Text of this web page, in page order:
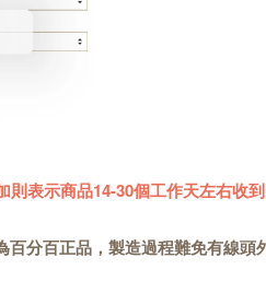
則表示商品14-30個工作天左右收
百分百正品，製造過程難免有線